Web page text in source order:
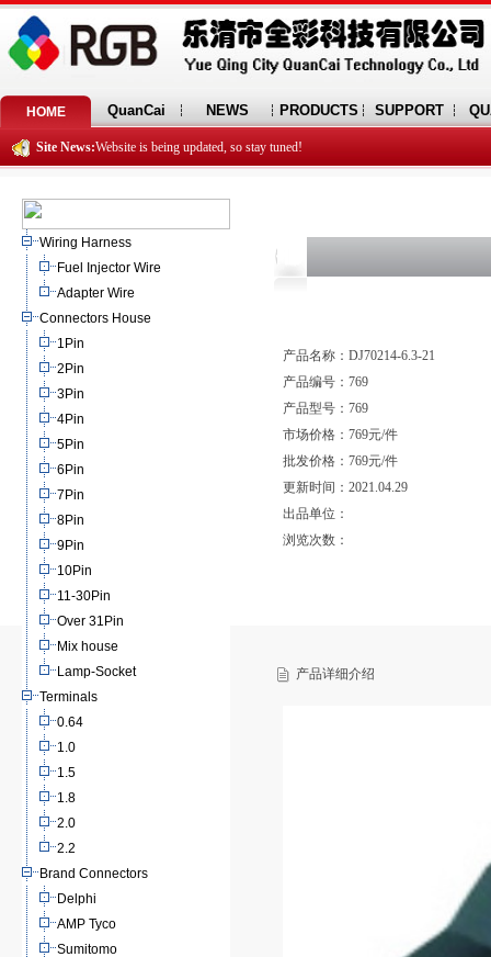
HOME QuanCai NEWS PRODUCTS SUPPORT
Site News:Website is being updated, so stay tuned!
Wiring Harness
Fuel Injector Wire
Adapter Wire
Connectors House
1Pin
2Pin
3Pin
4Pin
5Pin
6Pin
7Pin
8Pin
9Pin
10Pin
11-30Pin
Over 31Pin
Mix house
Lamp-Socket
Terminals
0.64
1.0
1.5
1.8
2.0
2.2
Brand Connectors
Delphi
AMP Tyco
Sumitomo
产品名称：DJ70214-6.3-21
产品编号：769
产品型号：769
市场价格：769元/件
批发价格：769元/件
更新时间：2021.04.29
出品单位：
浏览次数：
产品详细介绍